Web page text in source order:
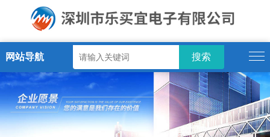
网站导航